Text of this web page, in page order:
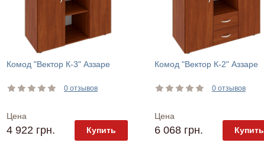
Комод "Вектор К-3" Аззаре
0 отзывов
Цена
4 922 грн. Купить
Комод "Вектор К-2" Аззаре
0 отзывов
Цена
6 068 грн. Купить